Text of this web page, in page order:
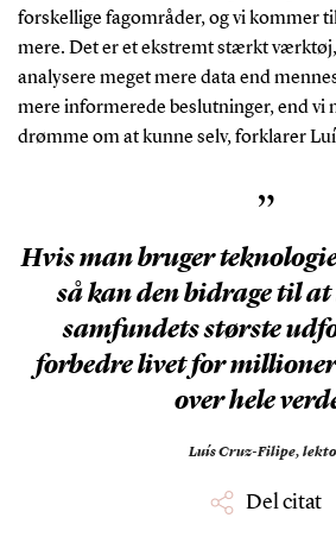
forskellige fagområder, og vi kommer
mere. Det er et ekstremt stærkt
analysere meget mere data end
mere informerede beslutninger, end vi
drømme om at kunne selv, forklarer
”
Hvis man bruger
så kan den bidrage til at
samfundets største
forbedre livet for
over hele
Luís Cruz-Filipe,
Del citat